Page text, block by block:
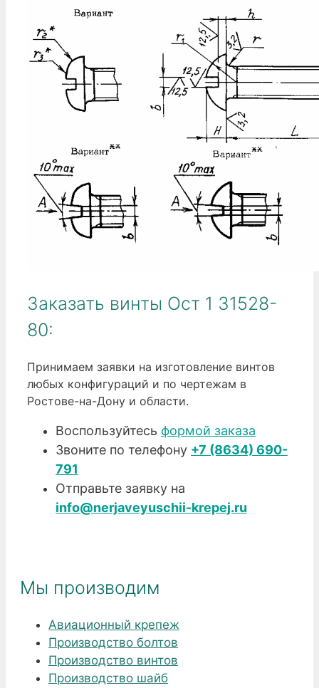
Заказать винты Ост 1 31528-
80:
Принимаем заявки на изготовление винтов
любых конфигураций и по чертежам в
Ростове-на-Дону и области.
Воспользуйтесь формой заказа
Звоните по телефону +7 (8634) 690-
791
Отправьте заявку на
info@nerjaveyuschii-krepej.ru
Мы производим
Авиационный крепеж
Производство болтов
Производство винтов
Производство шайб